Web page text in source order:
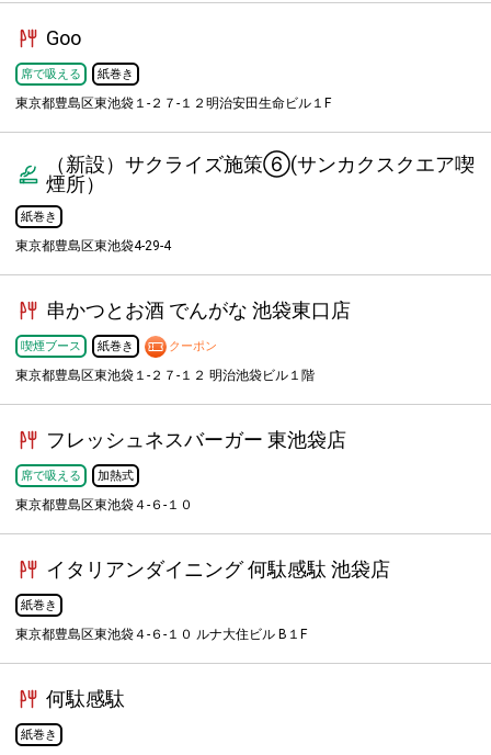
Goo
席で吸える 紙巻き
東京都豊島区東池袋１-２７-１２明治安田生命ビル１F
（新設）サクライズ施策⑥(サンカクスクエア喫
煙所）
紙巻き
東京都豊島区東池袋4-29-4
串かつとお酒 でんがな 池袋東口店
喫煙ブース 紙巻き クーポン
東京都豊島区東池袋１-２７-１２ 明治池袋ビル１階
フレッシュネスバーガー 東池袋店
席で吸える 加熱式
東京都豊島区東池袋４-６-１０
イタリアンダイニング 何駄感駄 池袋店
紙巻き
東京都豊島区東池袋４-６-１０ ルナ大住ビル B１F
何駄感駄
紙巻き